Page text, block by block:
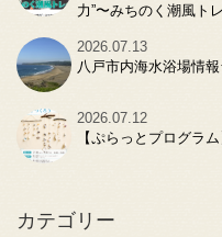
力”〜みちのく潮風ト
2026.07.13
八戸市内海水浴場情
2026.07.12
【ぷらっとプログラ
カテゴリー